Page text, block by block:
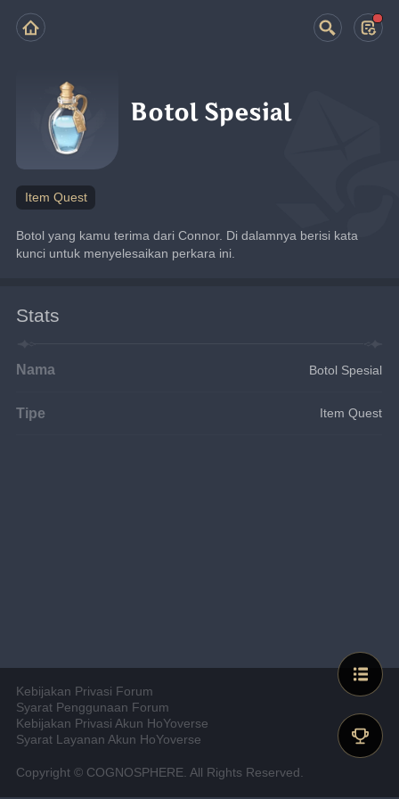
Botol Spesial
Item Quest
Botol yang kamu terima dari Connor. Di dalamnya berisi kata
kunci untuk menyelesaikan perkara ini.
Stats
Nama Botol Spesial
Tipe Item Quest
Kebijakan Privasi Forum
Syarat Penggunaan Forum
Kebijakan Privasi Akun HoYoverse
Syarat Layanan Akun HoYoverse
Copyright © COGNOSPHERE. All Rights Reserved.